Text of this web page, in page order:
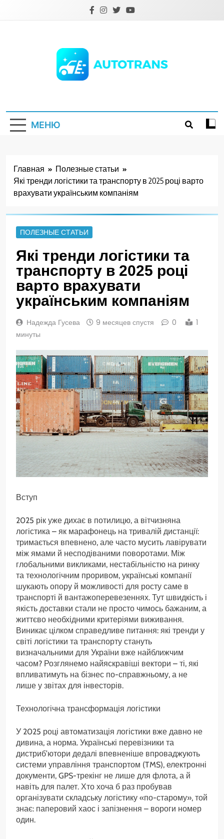
МЕНЮ
Главная
Полезные статьи
Які тренди логістики та транспорту в 2025 році варто
врахувати українським компаніям
ПОЛЕЗНЫЕ СТАТЬИ
Які тренди логістики та
транспорту в 2025 році
варто врахувати
українським компаніям
Надежда Гусева 9 месяцев спустя 0
1
минуты
Вступ
2025 рік уже дихає в потилицю, а вітчизняна
логістика – як марафонець на тривалій дистанції:
тримається впевнено, але часто мусить лавірувати
між ямами й несподіваними поворотами. Між
глобальними викликами, нестабільністю на ринку
та технологічним проривом, українські компанії
шукають опору й можливості для росту саме в
транспорті й вантажоперевезеннях. Тут швидкість і
якість доставки стали не просто чимось бажаним, а
життєво необхідними критеріями виживання.
Виникає цілком справедливе питання: які тренди у
світі логістики та транспорту стануть
визначальними для України вже найближчим
часом? Розглянемо найяскравіші вектори – ті, які
впливатимуть на бізнес по-справжньому, а не
лише у звітах для інвесторів.
Технологічна трансформація логістики
У 2025 році автоматизація логістики вже давно не
дивина, а норма. Українські перевізники та
дистриб’ютори дедалі впевненіше впроваджують
системи управління транспортом (TMS), електронні
документи, GPS-трекінг не лише для флота, а й
навіть для палет. Хто хоча б раз пробував
організувати складську логістику «по-старому», той
знає: паперовий хаос і запізнення – вороги номер
один.